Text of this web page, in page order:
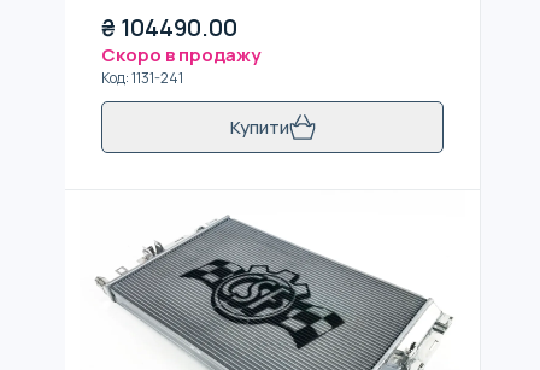
₴ 104490.00
Скоро в продажу
Код:1131-241
Купити